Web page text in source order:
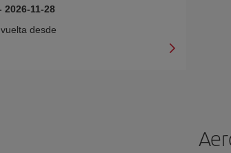
2026-11-28
desde